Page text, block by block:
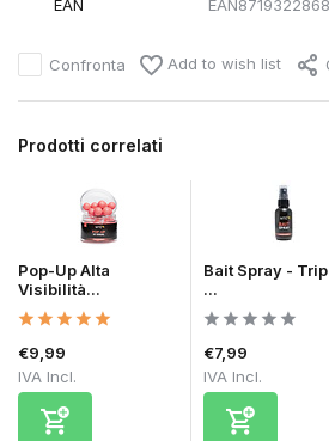
EAN
Confronta Add to wish list
Prodotti correlati
Pop-Up Alta
Visibilità...
€9,99
IVA Incl.
Bait Spray -
...
€7,99
IVA Incl.